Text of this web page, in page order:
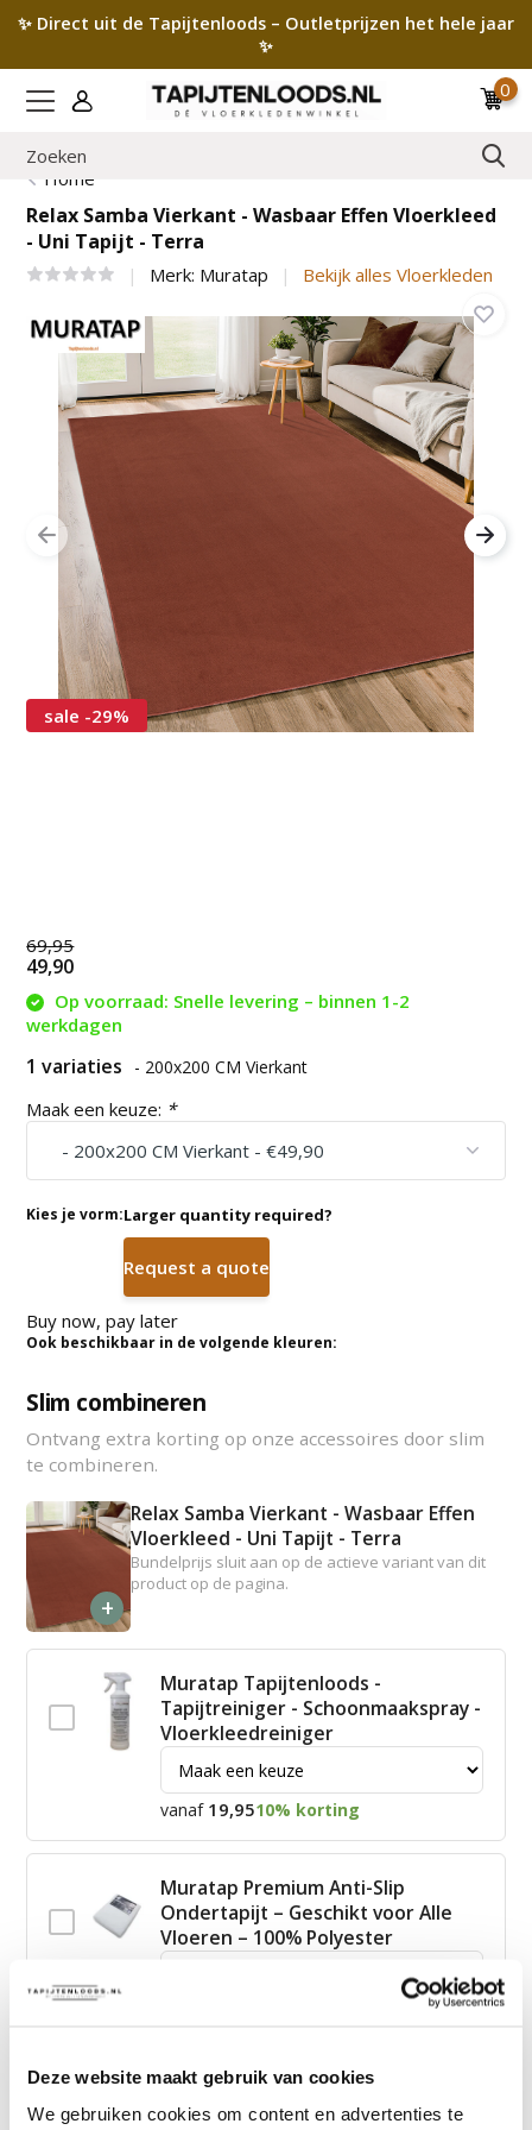
Deze website maakt gebruik van cookies
We gebruiken cookies om content en advertenties te
✨ Direct uit de Tapijtenloods – Outletprijzen het hele jaar
✨
0
Home
Relax Samba Vierkant - Wasbaar Effen Vloerkleed
- Uni Tapijt - Terra
Merk: Muratap Bekijk alles Vloerkleden
sale -29%
69,95
49,90
Op voorraad: Snelle levering – binnen 1-2
werkdagen
1 variaties - 200x200 CM Vierkant
Maak een keuze: *
Kies je vorm:Larger quantity required?
Request a quote
Buy now, pay later
Ook beschikbaar in de volgende kleuren:
Slim combineren
Ontvang extra korting op onze accessoires door slim
te combineren.
+
Relax Samba Vierkant - Wasbaar Effen
Vloerkleed - Uni Tapijt - Terra
Bundelprijs sluit aan op de actieve variant van dit
product op de pagina.
Muratap Tapijtenloods -
Tapijtreiniger - Schoonmaakspray -
Vloerkleedreiniger
vanaf 19,9510% korting
Muratap Premium Anti-Slip
Ondertapijt – Geschikt voor Alle
Vloeren – 100% Polyester
James Vloerkleed Schoonmaakset
| Complete Reinigingsset voor